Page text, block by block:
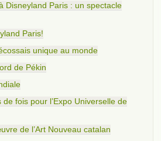
Disneyland Paris : un spectacle
Paris!
unique au monde
de Pékin
fois pour l’Expo Universelle de
de l’Art Nouveau catalan